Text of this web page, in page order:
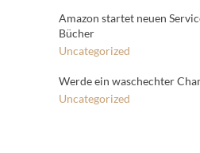
Amazon startet neuen
Bücher
Uncategorized
Werde ein waschechter
Uncategorized